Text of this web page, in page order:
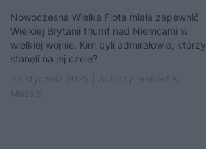
Nowoczesna Wielka Flota miała zapewnić
Wielkiej Brytanii triumf nad Niemcami w
wielkiej wojnie. Kim byli admirałowie, którzy
stanęli na jej czele?